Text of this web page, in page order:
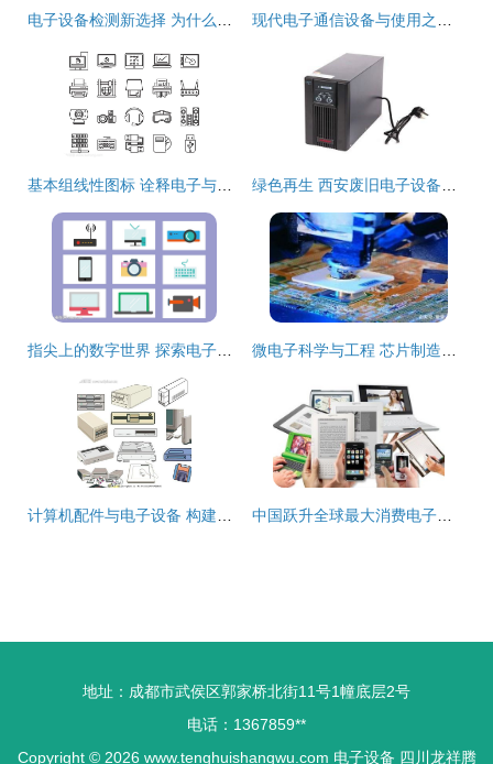
地址：成都市武侯区郭家桥北街11号1幢底层2号
电话：1367859**
Copyright © 2026 www.tenghuishangwu.com 电子设备 四川龙祥腾